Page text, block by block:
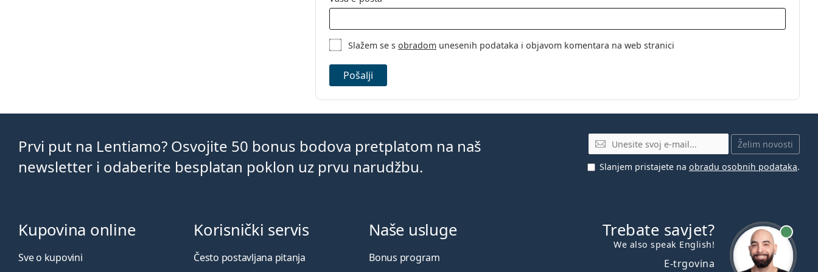
Slažem se sobradom unesenih podataka i objavom komentara na web stranici
Pošalji
Prvi put na Lentiamo? Osvojite 50 bonus bodova pretplatom na naš
newsletter i odaberite besplatan poklon uz prvu narudžbu.
E-mail
Želim novosti
Slanjem pristajete na obradu osobnih podataka.
Trebate savjet?
We also speak English!
E-trgovina
Kupovina online
Sve o kupovini
Korisnički servis
Često postavljana pitanja
Naše usluge
Bonus program